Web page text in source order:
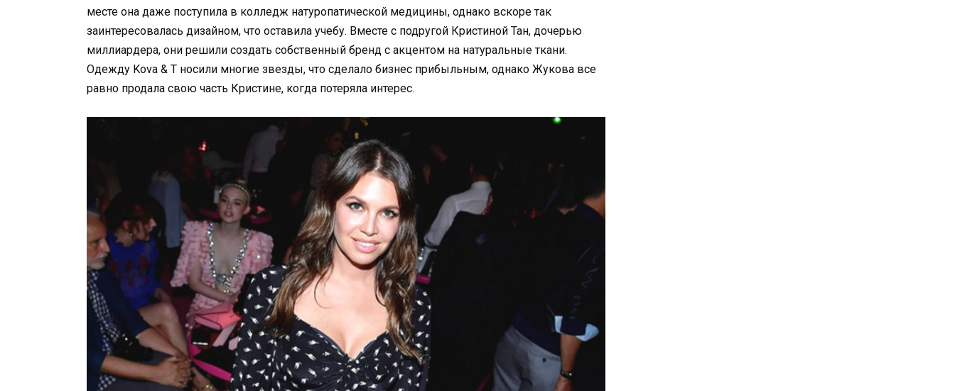
месте она даже поступила в колледж натуропатической медицины, однако вскоре так
заинтересовалась дизайном, что оставила учебу. Вместе с подругой Кристиной Тан, дочерью
миллиардера, они решили создать собственный бренд с акцентом на натуральные ткани.
Одежду Kova & T носили многие звезды, что сделало бизнес прибыльным, однако Жукова все
равно продала свою часть Кристине, когда потеряла интерес.